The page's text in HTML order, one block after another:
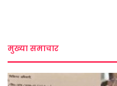
मुख्या समाचार